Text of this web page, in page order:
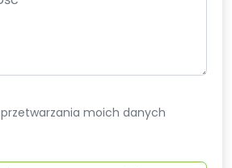
przetwarzania moich danych